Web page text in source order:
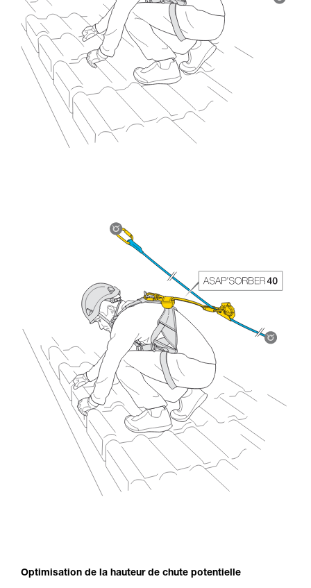
Optimisation de la hauteur de chute potentielle